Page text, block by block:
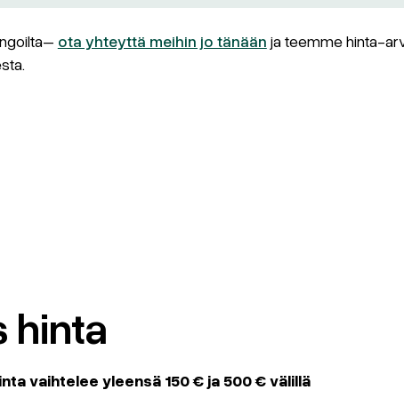
ota yhteyttä meihin jo tänään ja teemme hinta-
hinta
vaihtelee yleensä 150 € ja 500 € välillä